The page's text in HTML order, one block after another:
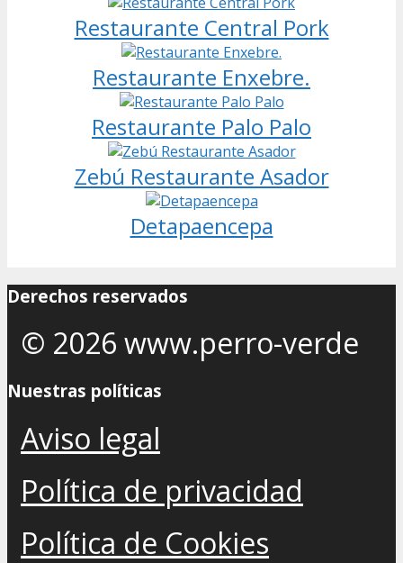
Restaurante Central Pork
Restaurante Enxebre.
Restaurante Palo Palo
Zebú Restaurante Asador
Detapaencepa
Derechos reservados
© 2026 www.perro-verde
Nuestras políticas
Aviso legal
Política de privacidad
Política de Cookies